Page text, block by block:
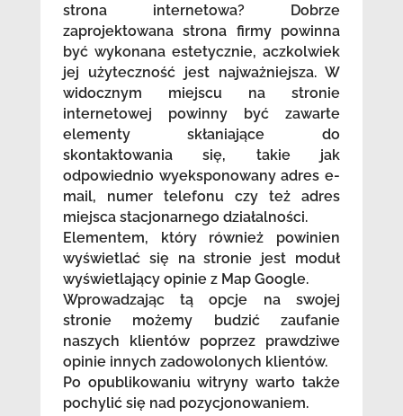
strona internetowa? Dobrze
zaprojektowana strona firmy powinna
być wykonana estetycznie, aczkolwiek
jej użyteczność jest najważniejsza. W
widocznym miejscu na stronie
internetowej powinny być zawarte
elementy skłaniające do
skontaktowania się, takie jak
odpowiednio wyeksponowany adres e-
mail, numer telefonu czy też adres
miejsca stacjonarnego działalności.
Elementem, który również powinien
wyświetlać się na stronie jest moduł
wyświetlający opinie z Map Google.
Wprowadzając tą opcje na swojej
stronie możemy budzić zaufanie
naszych klientów poprzez prawdziwe
opinie innych zadowolonych klientów.
Po opublikowaniu witryny warto także
pochylić się nad pozycjonowaniem.